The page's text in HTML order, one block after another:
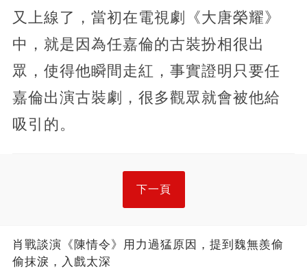
又上線了，當初在電視劇《大唐榮耀》
中，就是因為任嘉倫的古裝扮相很出
眾，使得他瞬間走紅，事實證明只要任
嘉倫出演古裝劇，很多觀眾就會被他給
吸引的。
下一頁
肖戰談演《陳情令》用力過猛原因，提到魏無羨偷
偷抹淚，入戲太深